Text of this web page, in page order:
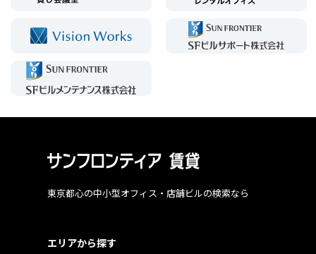
東京都心の中小型オフィス・店舗ビルの検索なら
エリアから探す